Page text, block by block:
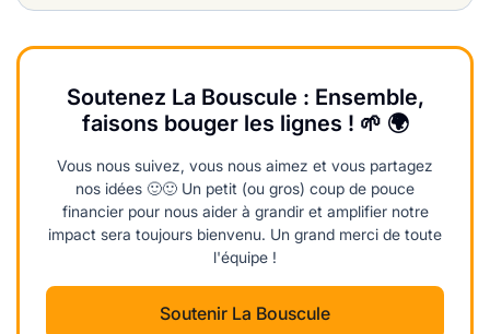
Soutenez La Bouscule : Ensemble,
faisons bouger les lignes ! 🌱 🌍
Vous nous suivez, vous nous aimez et vous partagez
nos idées 🙂🙂 Un petit (ou gros) coup de pouce
financier pour nous aider à grandir et amplifier notre
impact sera toujours bienvenu. Un grand merci de toute
l'équipe !
Soutenir La Bouscule